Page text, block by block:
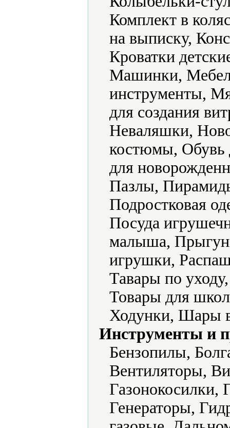
Комплект в
на выписку,
Кроватки
Машинки,
инструменты,
для создания
Неваляшки,
костюмы, Обувь
для
Пазлы,
Подростковая
Посуда
малыша,
игрушки,
Тавары по
Товары для
Ходунки, Шары
Инструменты и
Бензопилы,
Вентиляторы,
Газонокосилки,
Генераторы,